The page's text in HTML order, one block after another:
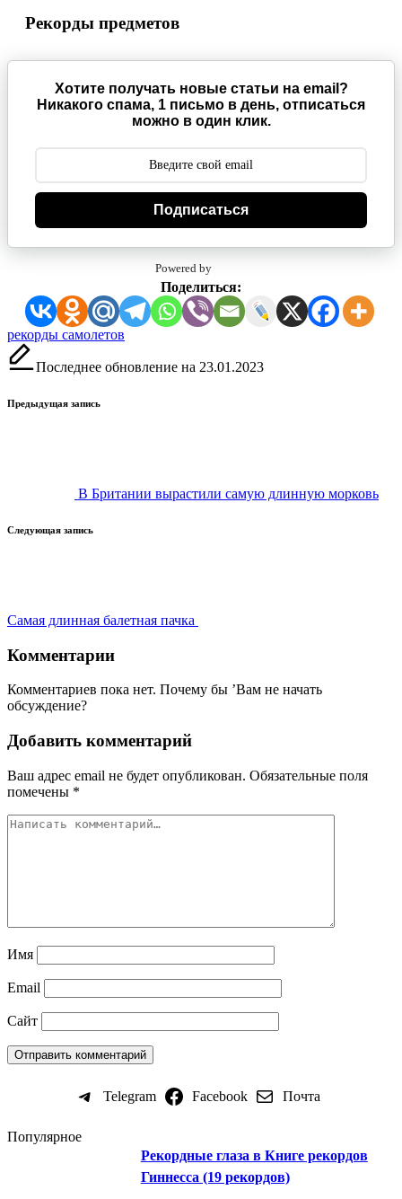
Рекорды предметов
Хотите получать новые статьи на email?
Никакого спама, 1 письмо в день, отписаться
можно в один клик.
Подписаться
Powered by
Поделиться:
Метки:
рекорды самолетов
Последнее обновление на 23.01.2023
Навигация
Предыдущая запись
В Британии вырастили самую длинную морковь
Следующая запись
Самая длинная балетная пачка
Комментарии
Комментариев пока нет. Почему бы ’Вам не начать
обсуждение?
Добавить комментарий
Ваш адрес email не будет опубликован. Обязательные поля
помечены *
Имя
Email
Сайт
Telegram Facebook Почта
Популярное
Рекордные глаза в Книге рекордов
Гиннесса (19 рекордов)